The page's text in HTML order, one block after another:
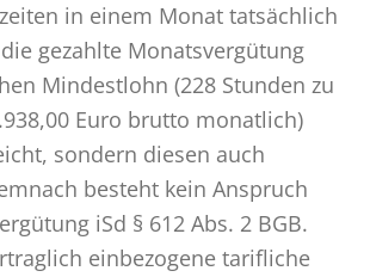
in einem Monat tatsächlich
gezahlte Monatsvergütung
Mindestlohn (228 Stunden zu
Euro brutto monatlich)
sondern diesen auch
besteht kein Anspruch
iSd § 612 Abs. 2 BGB.
einbezogene tarifliche